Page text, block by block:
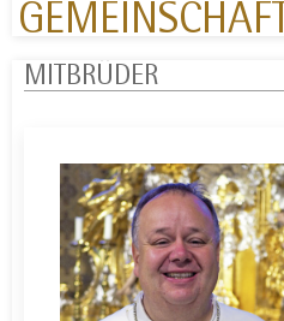
GEMEINSCHAFT
MITBRÜDER